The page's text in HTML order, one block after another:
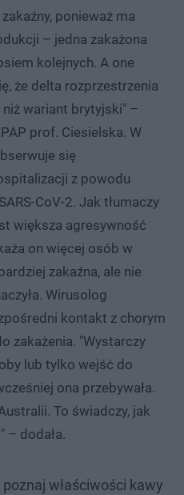
ponieważ ma
– jedna zakażona
kolejnych. A one
że delta rozprzestrzenia
wariant brytyjski" –
prof. Ciesielska. W
się
z powodu
CoV-2. Jak tłumaczy
większa agresywność
on więcej osób w
zakaźna, ale nie
Wirusolog
kontakt z chorym
zakażenia. "Wystarczy
lub tylko wejść do
ona przebywała.
To świadczy, jak
– dodała.
właściwości kawy